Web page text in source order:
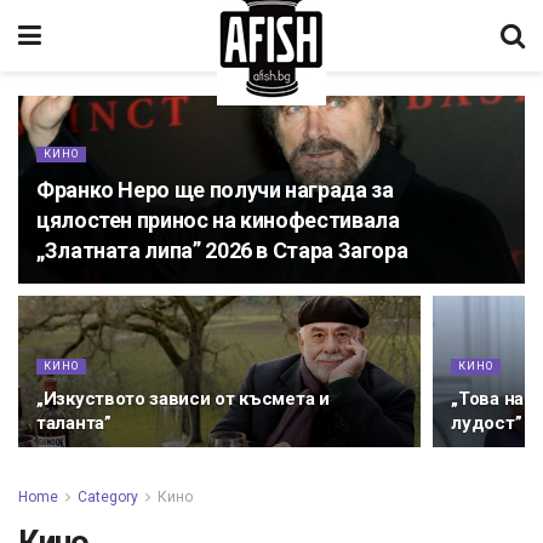
КИНО
Франко Неро ще получи награда за
цялостен принос на кинофестивала
„Златната липа” 2026 в Стара Загора
КИНО
„Изкуството зависи от късмета и
таланта”
КИНО
„Това
лудост”
Home Category Кино